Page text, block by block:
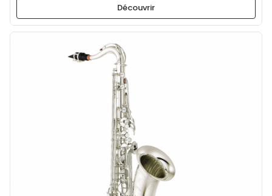
Découvrir